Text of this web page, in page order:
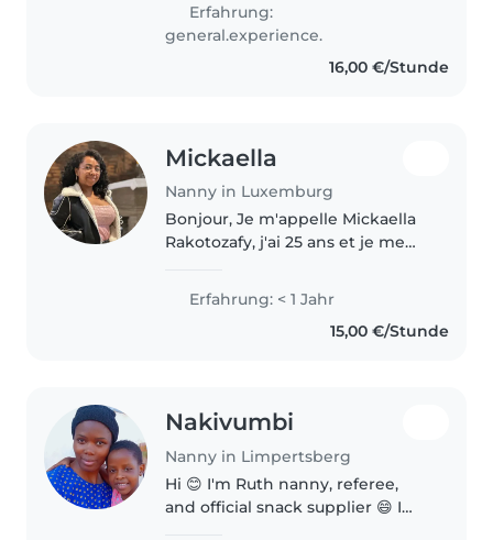
j'aime travailler avec les enfants
je sui abitué au enfants..
Erfahrung:
general.experience.
16,00 €/Stunde
Mickaella
Nanny in Luxemburg
Bonjour, Je m'appelle Mickaella
Rakotozafy, j'ai 25 ans et je me
présenter en tant que nounou.
Je suis une personne douce,
sérieuse et attentionnée...
Erfahrung: < 1 Jahr
15,00 €/Stunde
Nakivumbi
Nanny in Limpertsberg
Hi 😊 I'm Ruth nanny, referee,
and official snack supplier 😄 I